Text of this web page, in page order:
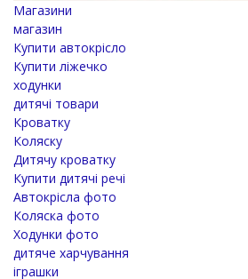
Магазини
магазин
Купити автокрісло
Купити ліжечко
ходунки
дитячі товари
Кроватку
Коляску
Дитячу кроватку
Купити дитячі речі
Автокрісла фото
Коляска фото
Ходунки фото
дитяче харчування
іграшки